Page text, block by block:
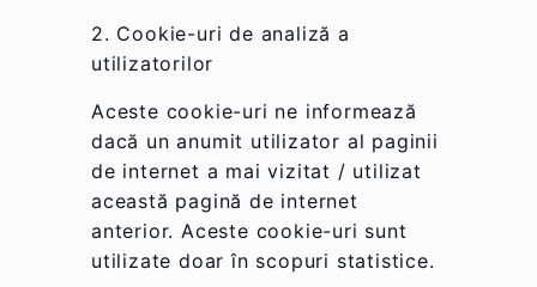
2. Cookie-uri de analiză a
utilizatorilor
Aceste cookie-uri ne informează
dacă un anumit utilizator al paginii
de internet a mai vizitat / utilizat
această pagină de internet
anterior. Aceste cookie-uri sunt
utilizate doar în scopuri statistice.